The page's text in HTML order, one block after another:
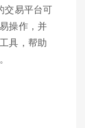
交易平台可
操作，并
具，帮助